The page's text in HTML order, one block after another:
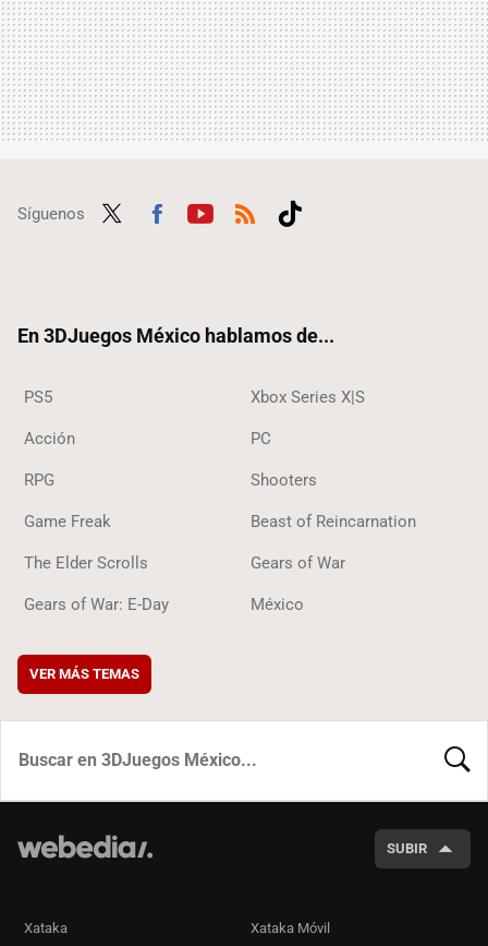
Síguenos
En 3DJuegos México hablamos de...
PS5 Xbox Series X|S
Acción PC
RPG Shooters
Game Freak Beast of Reincarnation
The Elder Scrolls Gears of War
Gears of War: E-Day México
VER MÁS TEMAS
SUBIR
Xataka Xataka Móvil